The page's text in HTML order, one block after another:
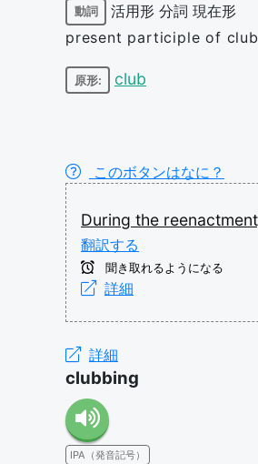
動詞 活用形 分詞 現在形
present participle of club
原形: club
このボタンはなに？
During the
翻訳する
聞き取れるようになる
詳細
詳細
clubbing
IPA（発音記号）